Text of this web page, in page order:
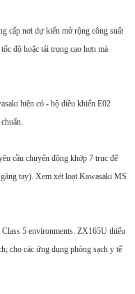
cấp nơi dự kiến ​​mở rộng công suất
độ hoặc tải trọng cao hơn mà
hiện có - bộ điều khiển E02
cầu chuyển động khớp 7 trục để
tay). Xem xét loạt Kawasaki MS
5 environments. ZX165U thiếu
cho các ứng dụng phòng sạch y tế